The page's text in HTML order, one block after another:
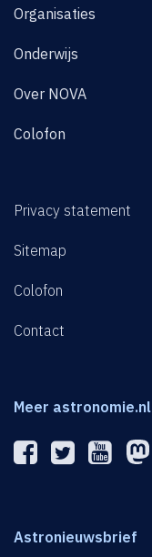
Organisaties
Onderwijs
Over NOVA
Colofon
Privacy statement
Sitemap
Colofon
Contact
Meer astronomie.nl
Astronieuwsbrief